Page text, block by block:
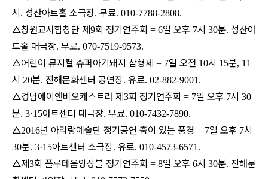
시 . 성산아트홀 소극장. 무료. 010-7788-2808.
△창원교사합창단 제9회 정기연주회 = 6일 오후 7시 30분. 성산아
트홀 대극장. 무료. 070-7519-9573.
△어린이 뮤지컬 슈퍼아기돼지 삼형제 = 7일 오전 10시 15분, 11
시 20분. 진해문화센터 공연장. 유료. 02-882-9001.
△경남에이앤비오케스트라 제3회 정기연주회 = 7일 오후 7시 30
분. 3·15아트센터 대극장. 무료. 010-7432-7890.
△2016년 아리랑예술단 정기공연 춤이 있는 풍경 = 7일 오후 7시
30분. 3·15아트센터 소극장. 유료. 010-4573-6571.
△제3회 플루테움앙상블 정기연주회 = 8일 오후 6시 30분. 진해문